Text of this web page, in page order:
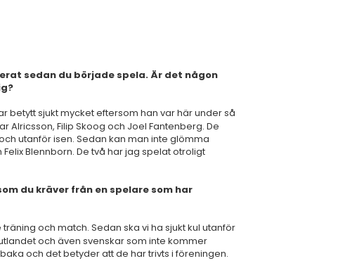
sedan du började spela. Är det någon
betytt sjukt mycket eftersom han var här under så
Alricsson, Filip Skoog och Joel Fantenberg. De
utanför isen. Sedan kan man inte glömma
Blennborn. De två har jag spelat otroligt
du kräver från en spelare som har
och match. Sedan ska vi ha sjukt kul utanför
och även svenskar som inte kommer
och det betyder att de har trivts i föreningen.